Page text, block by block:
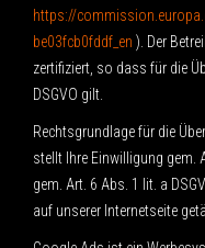
https://
be03fcb0fddf_en ). Der
zertifiziert, so dass für die
DSGVO gilt.
Rechtsgrundlage für die
stellt Ihre Einwilligung gem.
gem. Art. 6 Abs. 1 lit. a
auf unserer Internetseite